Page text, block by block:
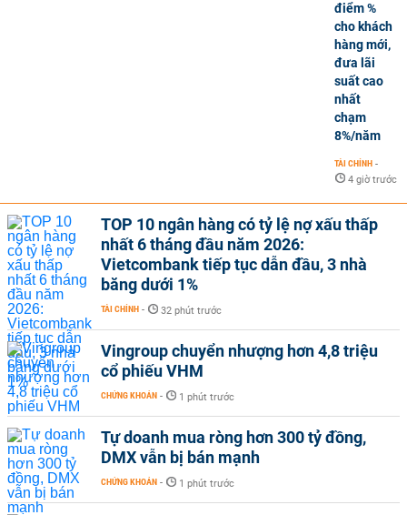
điểm %
cho khách
hàng mới,
đưa lãi
suất cao
nhất
chạm
8%/năm
TÀI CHÍNH -
4 giờ trước
TOP 10 ngân hàng có tỷ lệ nợ xấu thấp
nhất 6 tháng đầu năm 2026:
Vietcombank tiếp tục dẫn đầu, 3 nhà
băng dưới 1%
TÀI CHÍNH - 32 phút trước
Vingroup chuyển nhượng hơn 4,8 triệu
cổ phiếu VHM
CHỨNG KHOÁN - 1 phút trước
Tự doanh mua ròng hơn 300 tỷ đồng,
DMX vẫn bị bán mạnh
CHỨNG KHOÁN - 1 phút trước